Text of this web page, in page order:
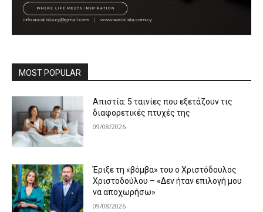
MOST POPULAR
Απιστία: 5 ταινίες που εξετάζουν τις
διαφορετικές πτυχές της
09/08/2026
Έριξε τη «βόμβα» του ο Χριστόδουλος
Χριστοδούλου – «Δεν ήταν επιλογή μου
να αποχωρήσω»
09/08/2026